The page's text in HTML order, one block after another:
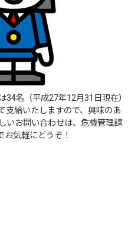
34名（平成27年12月31日現在）
支給いたしますので、興味のあ
いお問い合わせは、危機管理課
気軽にどうぞ！